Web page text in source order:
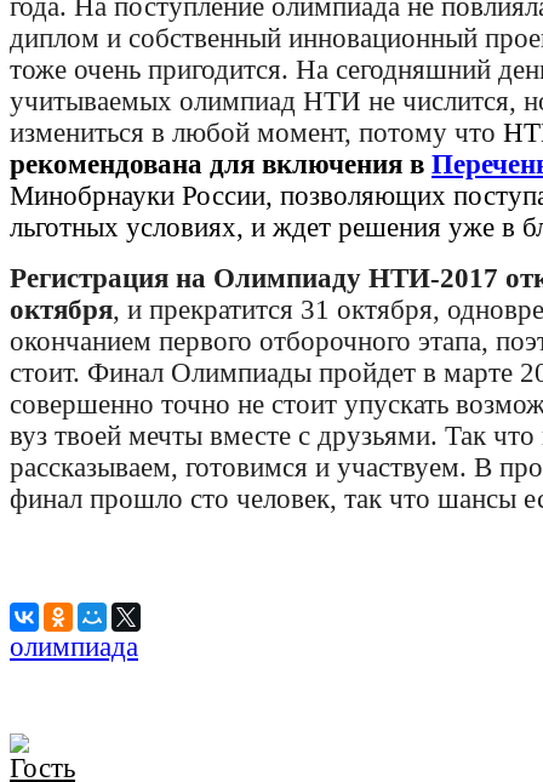
года. На поступление олимпиада не
диплом и собственный инновационный
тоже очень пригодится. На сегодняшний
учитываемых олимпиад НТИ не числится,
измениться в любой момент, потому что
рекомендована для включения в
Минобрнауки России, позволяющих
льготных условиях, и ждет решения уже в
Регистрация на Олимпиаду НТИ-2017
октября, и прекратится 31 октября,
окончанием первого отборочного этапа,
стоит. Финал Олимпиады пройдет в марте
совершенно точно не стоит упускать
вуз твоей мечты вместе с друзьями. Так
рассказываем, готовимся и участвуем. В
финал прошло сто человек, так что шансы
олимпиада